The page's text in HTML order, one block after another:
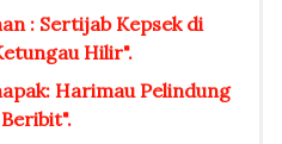
: Sertijab Kepsek di
Hilir".
Harimau Pelindung